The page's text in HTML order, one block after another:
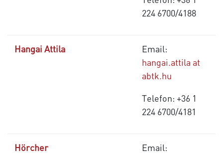
224 6700/4188
Hangai Attila
Email:
hangai.attila at
abtk.hu
Telefon: +36 1
224 6700/4181
Hörcher
Email: